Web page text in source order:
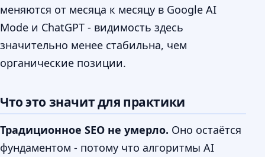
меняются от месяца к месяцу в Google AI
Mode и ChatGPT - видимость здесь
значительно менее стабильна, чем
органические позиции.
Что это значит для практики
Традиционное SEO не умерло. Оно остаётся
фундаментом - потому что алгоритмы AI